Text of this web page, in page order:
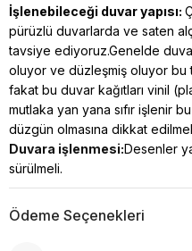
İşlenebileceği duvar yapısı:
pürüzlü duvarlarda ve saten
tavsiye ediyoruz.Genelde
oluyor ve düzleşmiş oluyor bu
fakat bu duvar kağıtları vinil
mutlaka yan yana sıfır işlenir
düzgün olmasına dikkat
Duvara işlenmesi:Desenler
sürülmeli.
Ödeme Seçenekleri